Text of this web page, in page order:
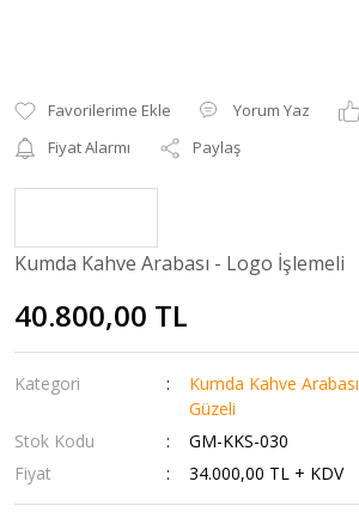
Yorum Yaz
Fiyat Alarmı
Paylaş
Kumda Kahve Arabası - Logo İşlemeli
40.800,00 TL
Kategori Kumda Kahve Arabası
Güzeli
Stok Kodu
GM-KKS-030
Fiyat
34.000,00 TL + KDV